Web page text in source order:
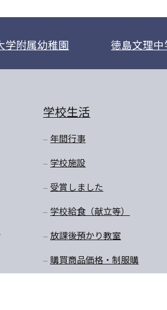
学附属幼稚園 徳島文理
学校生活
年間行事
学校施設
受賞しました
学校給食（献立等）
放課後預かり教室
購買商品価格・制服購
入